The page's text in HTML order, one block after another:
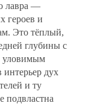
лавра —
героев и
Это тёплый,
глубины с
уловимым
дух
и ту
подвластна